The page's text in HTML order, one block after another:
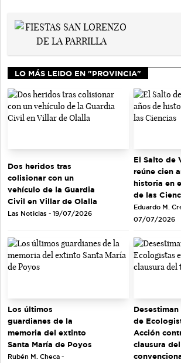
LO MÁS LEIDO EN "PROVINCIA"
Dos heridos tras
colisionar con un
vehículo de la Guardia
Civil en Villar de Olalla
Las Noticias - 19/07/2026
El Salto de
reúne cien
historia en
de las
Eduardo M.
07/07/2026
Los últimos
guardianes de la
memoria del extinto
Santa María de Poyos
Rubén M. Checa -
Desestiman
de
Acción
clausura